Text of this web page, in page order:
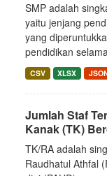
SMP adalah
yaitu jenjang
yang
pendidikan
CSV XLSX
Jumlah Staf
Kanak (TK)
TK/RA adalah
Raudhatul Athfal